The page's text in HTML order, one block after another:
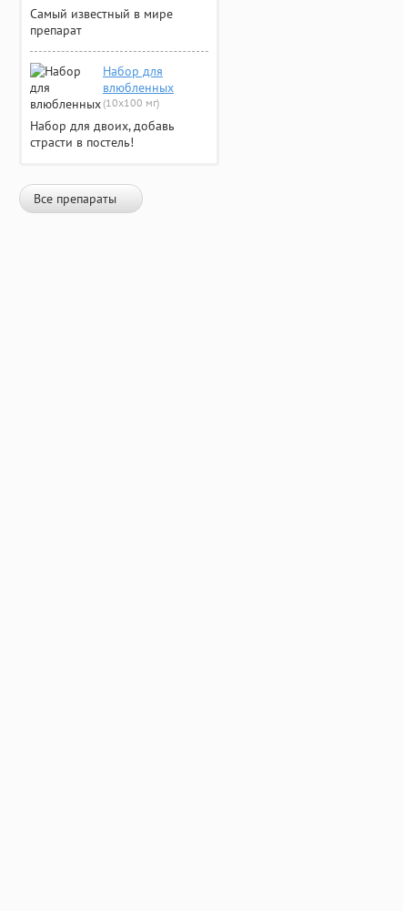
Самый известный в мире
препарат
Набор для
влюбленных
(10х100 мг)
Набор для двоих, добавь
страсти в постель!
Все препараты